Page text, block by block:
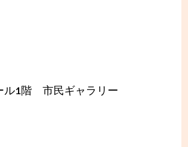
ル1階 市民ギャラリー